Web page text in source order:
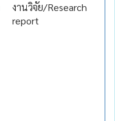
งานวิจัย/Research
report